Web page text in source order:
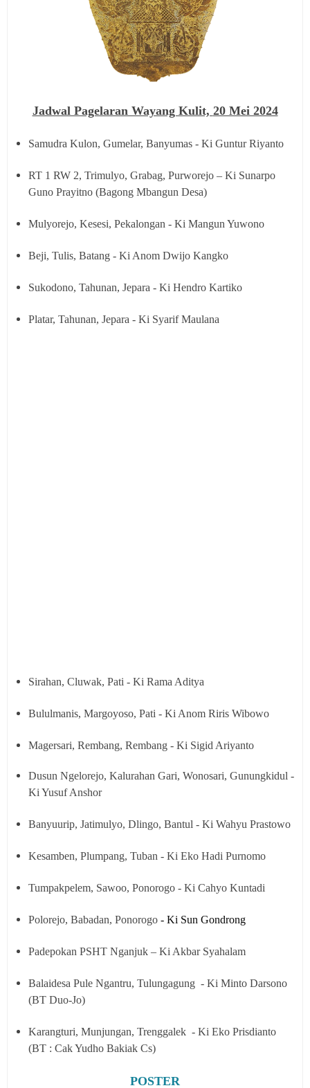
Jadwal Pagelaran Wayang Kulit, 20 Mei 2024
Samudra Kulon, Gumelar, Banyumas - Ki Guntur Riyanto
RT 1 RW 2, Trimulyo, Grabag, Purworejo – Ki Sunarpo
Guno Prayitno (Bagong Mbangun Desa)
Mulyorejo, Kesesi, Pekalongan - Ki Mangun Yuwono
Beji, Tulis, Batang - Ki Anom Dwijo Kangko
Sukodono, Tahunan, Jepara - Ki Hendro Kartiko
Platar, Tahunan, Jepara - Ki Syarif Maulana
Sirahan, Cluwak, Pati - Ki Rama Aditya
Bululmanis, Margoyoso, Pati - Ki Anom Riris Wibowo
Magersari, Rembang, Rembang - Ki Sigid Ariyanto
Dusun Ngelorejo, Kalurahan Gari, Wonosari, Gunungkidul -
Ki Yusuf Anshor
Banyuurip, Jatimulyo, Dlingo, Bantul - Ki Wahyu Prastowo
Kesamben, Plumpang, Tuban - Ki Eko Hadi Purnomo
Tumpakpelem, Sawoo, Ponorogo - Ki Cahyo Kuntadi
Polorejo, Babadan, Ponorogo - Ki Sun Gondrong
Padepokan PSHT Nganjuk – Ki Akbar Syahalam
Balaidesa Pule Ngantru, Tulungagung - Ki Minto Darsono
(BT Duo-Jo)
Karangturi, Munjungan, Trenggalek - Ki Eko Prisdianto
(BT : Cak Yudho Bakiak Cs)
POSTER